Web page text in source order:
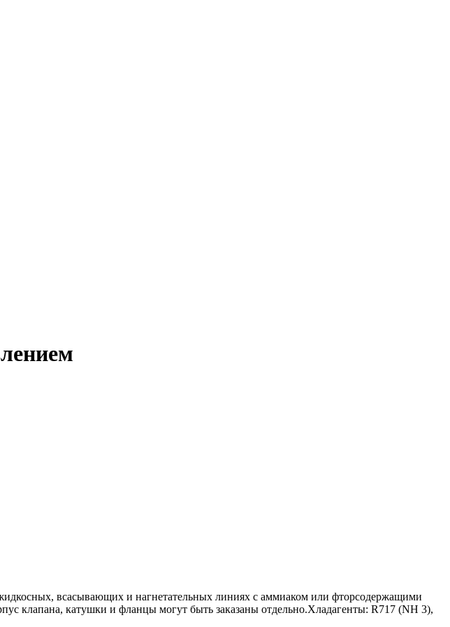
всасывающих и нагнетательных линиях с аммиаком или фторсодержащими
клапана, катушки и фланцы могут быть заказаны отдельно.Хладагенты: R717 (NH 3),